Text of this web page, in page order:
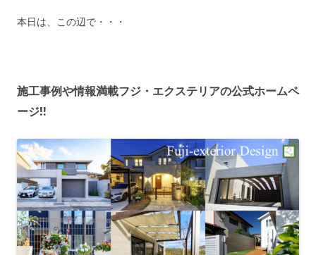
本日は、この辺で・・・
施工事例や情報満載フジ・エクステリアの公式ホームペ
ージ!!